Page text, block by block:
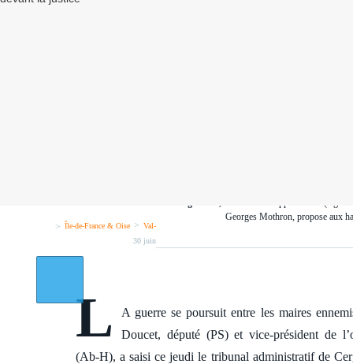
> Île-de-France & Oise > Val-d'Oise
30 juin 2016, 20h30
Georges Mothron, propose aux
L
A guerre se poursuit entre les maires
Doucet, député (PS) et vice-président de
(Ab-H), a saisi ce jeudi le tribunal administratif de